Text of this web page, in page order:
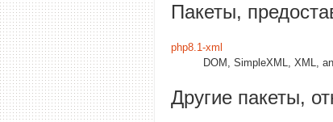
Пакеты,
php8.1-xml
DOM, SimpleXML, XML,
Другие пакеты,